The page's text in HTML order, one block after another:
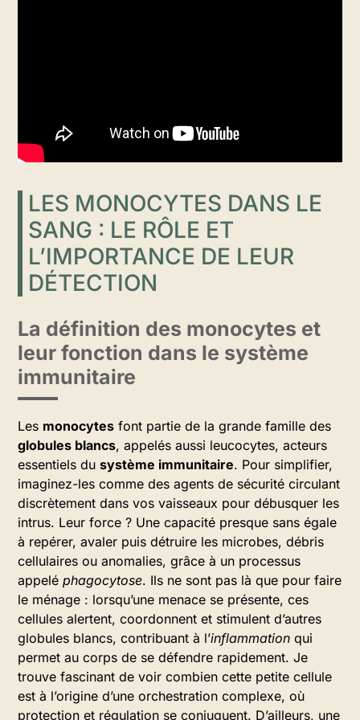
LES MONOCYTES DANS LE
SANG : LE RÔLE ET
L’IMPORTANCE DE LEUR
DÉTECTION
La définition des monocytes et
leur fonction dans le système
immunitaire
Les monocytes font partie de la grande famille des
globules blancs, appelés aussi leucocytes, acteurs
essentiels du système immunitaire. Pour simplifier,
imaginez-les comme des agents de sécurité circulant
discrètement dans vos vaisseaux pour débusquer les
intrus. Leur force ? Une capacité presque sans égale
à repérer, avaler puis détruire les microbes, débris
cellulaires ou anomalies, grâce à un processus
appelé phagocytose. Ils ne sont pas là que pour faire
le ménage : lorsqu’une menace se présente, ces
cellules alertent, coordonnent et stimulent d’autres
globules blancs, contribuant à l’inflammation qui
permet au corps de se défendre rapidement. Je
trouve fascinant de voir combien cette petite cellule
est à l’origine d’une orchestration complexe, où
protection et régulation se conjuguent. D’ailleurs, une